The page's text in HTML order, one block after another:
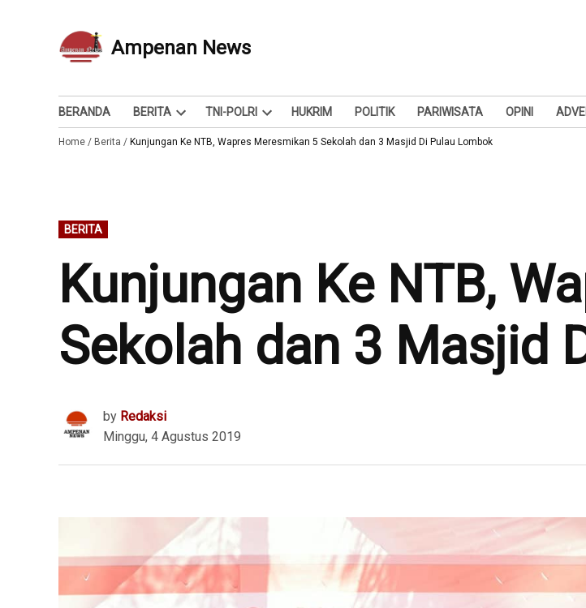
Ampenan News
Berita dan Info
BERANDA BERITA
Open
dropdown
TNI-POLRI
Open
dropdown
HUKRIM POLITIK PARIWISATA OPINI
Home / Berita / Kunjungan Ke NTB, Wapres Meresmikan 5 Sekolah dan 3 Masjid Di Pulau Lombok
POSTED
IN
BERITA
Kunjungan Ke NTB,
Sekolah dan 3 Masjid
by Redaksi
Minggu, 4 Agustus 2019